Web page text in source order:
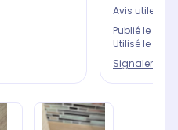
Avis utile ?
Publié le
Utilisé le
Signaler un